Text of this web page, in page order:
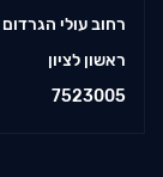
רחוב עולי הגרדום 5,
ראשון לציון
7523005